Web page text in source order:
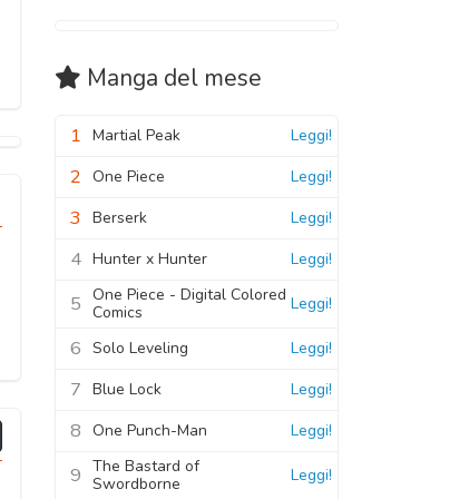
Manga del mese
1 Martial Peak Leggi!
2 One Piece Leggi!
3 Berserk Leggi!
4 Hunter x Hunter Leggi!
5 One Piece - Digital Colored
Comics
Leggi!
6 Solo Leveling Leggi!
7 Blue Lock Leggi!
8 One Punch-Man Leggi!
9 The Bastard of
Swordborne
Leggi!